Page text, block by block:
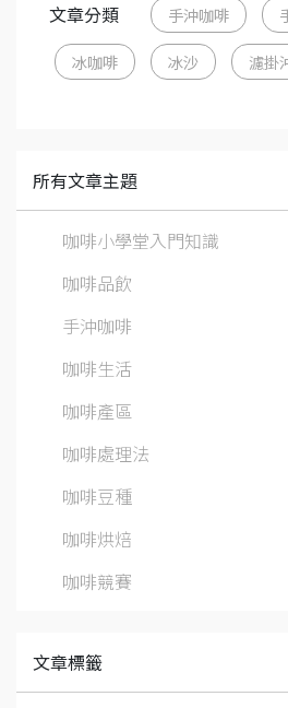
文章分類 手沖咖啡
冰咖啡 冰沙 濾掛
所有文章主題
咖啡小學堂入門知識
咖啡品飲
手沖咖啡
咖啡生活
咖啡產區
咖啡處理法
咖啡豆種
咖啡烘焙
咖啡競賽
文章標籤